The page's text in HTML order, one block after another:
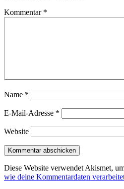
Kommentar *
Name *
E-Mail-Adresse *
Website
Diese Website verwendet Akismet,
wie deine Kommentardaten